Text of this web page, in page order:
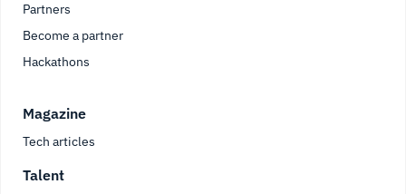
Partners
Become a partner
Hackathons
Magazine
Tech articles
Talent